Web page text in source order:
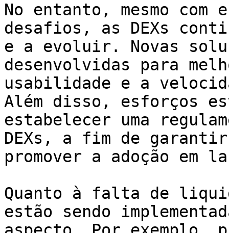
No entanto, mesmo com
desafios, as DEXs
e a evoluir. Novas
desenvolvidas para
usabilidade e a
Além disso, esforços
estabelecer uma
DEXs, a fim de
promover a adoção em
Quanto à falta de
estão sendo